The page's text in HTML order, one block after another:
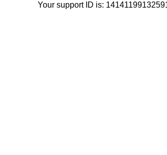
Your support ID is: